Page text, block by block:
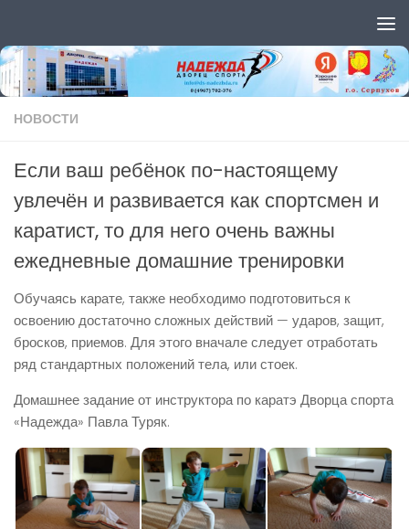
НОВОСТИ
Если ваш ребёнок по-настоящему
увлечён и развивается как спортсмен и
каратист, то для него очень важны
ежедневные домашние тренировки
Обучаясь карате, также необходимо подготовиться к
освоению достаточно сложных действий — ударов, защит,
бросков, приемов. Для этого вначале следует отработать
ряд стандартных положений тела, или стоек.
Домашнее задание от инструктора по каратэ Дворца спорта
«Надежда» Павла Туряк.